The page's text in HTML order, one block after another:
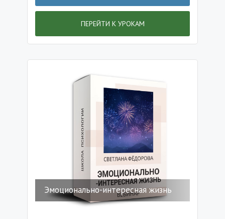
ПЕРЕЙТИ К УРОКАМ
Эмоционально-интересная жизнь